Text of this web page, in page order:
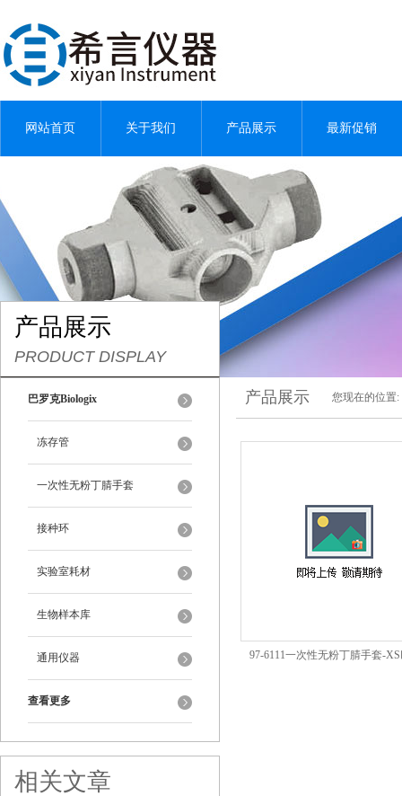
网站首页 关于我们 产品展示 最新促销
产品展示
PRODUCT DISPLAY
巴罗克Biologix
冻存管
一次性无粉丁腈手套
接种环
实验室耗材
生物样本库
通用仪器
查看更多
相关文章
产品展示 您现在的位置:
97-6111一次性无粉丁腈手套-